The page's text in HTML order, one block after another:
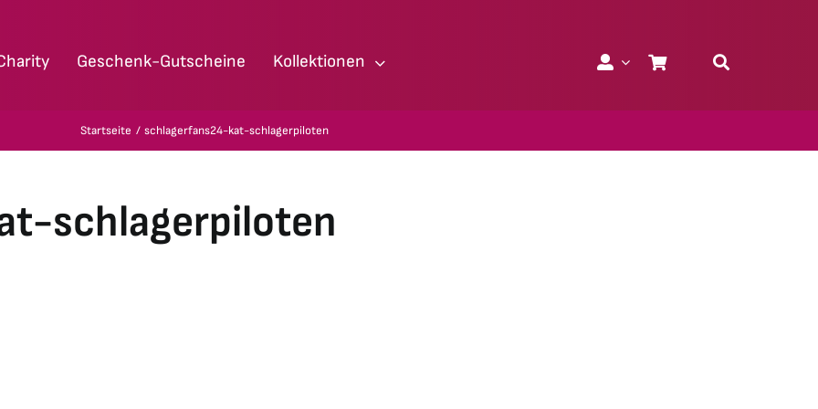
Geschenk-Gutscheine Kollektionen
Startseite schlagerfans24-kat-schlagerpiloten
schlagerpiloten